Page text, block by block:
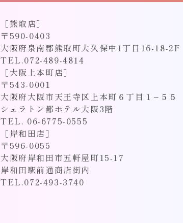
［熊取店］
〒590-0403
大阪府泉南郡熊取町大久保中1丁目16-18-2F
TEL.072-489-4814
［大阪上本町店］
〒543-0001
大阪府大阪市天王寺区上本町６丁目１−５５
シェラトン都ホテル大阪3階
TEL. 06-6775-0555
［岸和田店］
〒596-0055
大阪府岸和田市五軒屋町15-17
岸和田駅前通商店街内
TEL.072-493-3740